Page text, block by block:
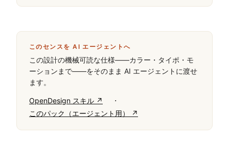
このセンスを AI エージェントへ
この設計の機械可読な仕様——カラー・タイポ・モ
ーションまで——をそのまま AI エージェントに渡せ
ます。
OpenDesign スキル ↗ ·
このパック（エージェント用） ↗